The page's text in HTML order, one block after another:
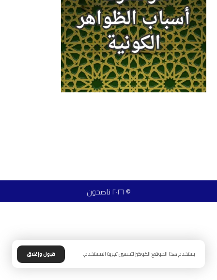
© ٢٠٢٦ ناصحون
يستخدم هذا الموقع الكوكيز لتحسين تجربة المستخدم. قبول وإغلاق